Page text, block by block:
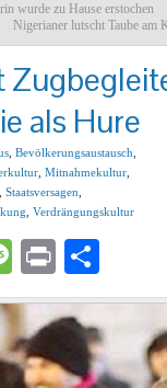
wurde zu Hause erstochen
Nigerianer lutscht Taube am
als Hure
Bevölkerungsaustausch
Mitnahmekultur
Staatsversagen
Verdrängungskultur
Message
Print